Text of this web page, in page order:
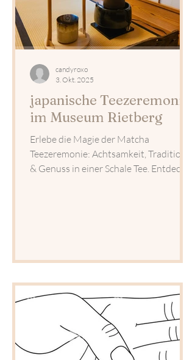
japanische Teezeremonie
im Museum Rietberg
Erlebe die Magie der Matcha
Teezeremonie: Achtsamkeit, Tradition
& Genuss in einer Schale Tee. Entdecke
candyroxo
3. Okt. 2025